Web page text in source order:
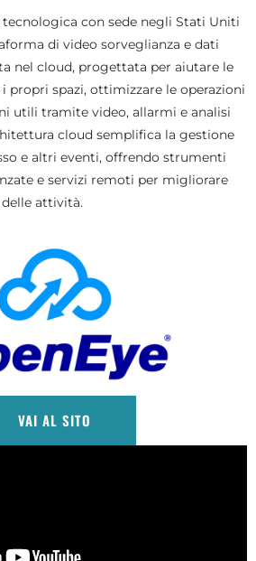
tecnologica con sede negli Stati Uniti
di video sorveglianza e dati
nel cloud, progettata per aiutare le
propri spazi, ottimizzare le operazioni
utili tramite video, allarmi e analisi
cloud semplifica la gestione
e altri eventi, offrendo strumenti
e servizi remoti per migliorare
attività.
VAI AL SITO